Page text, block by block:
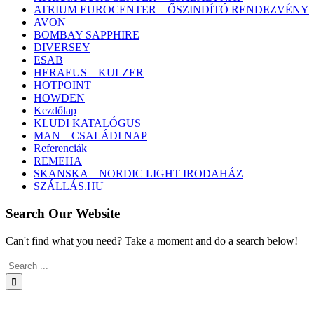
ATRIUM EUROCENTER – ŐSZINDÍTÓ RENDEZVÉNY
AVON
BOMBAY SAPPHIRE
DIVERSEY
ESAB
HERAEUS – KULZER
HOTPOINT
HOWDEN
Kezdőlap
KLUDI KATALÓGUS
MAN – CSALÁDI NAP
Referenciák
REMEHA
SKANSKA – NORDIC LIGHT IRODAHÁZ
SZÁLLÁS.HU
Search Our Website
Can't find what you need? Take a moment and do a search below!